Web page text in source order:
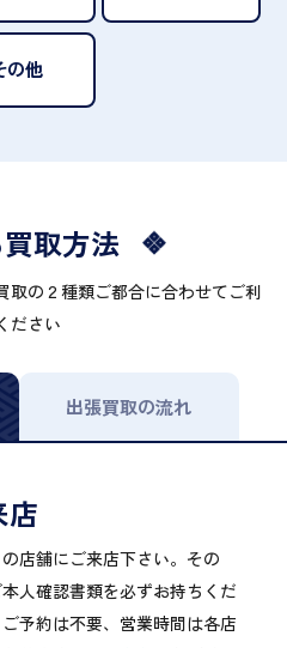
の他
取方法
取の２種類ご都合に合わせてご利
ださい
出張買取の流れ
店
店舗にご来店下さい。その
人確認書類を必ずお持ちくだ
予約は不要、営業時間は各店